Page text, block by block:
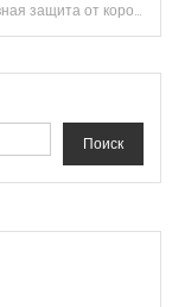
Эффективная защита от коронавируса советы и рекомендации
Поиск